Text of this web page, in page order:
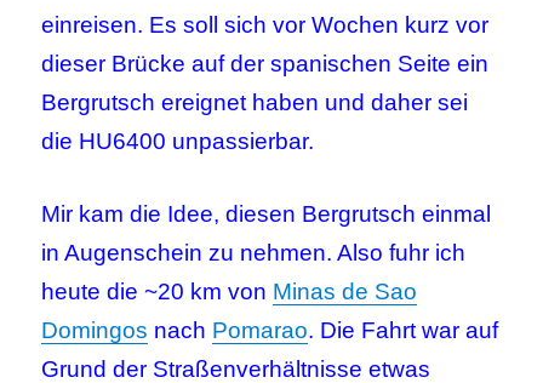
einreisen. Es soll sich vor Wochen kurz vor
dieser Brücke auf der spanischen Seite ein
Bergrutsch ereignet haben und daher sei
die HU6400 unpassierbar.
Mir kam die Idee, diesen Bergrutsch einmal
in Augenschein zu nehmen. Also fuhr ich
heute die ~20 km von Minas de Sao
Domingos nach Pomarao. Die Fahrt war auf
Grund der Straßenverhältnisse etwas